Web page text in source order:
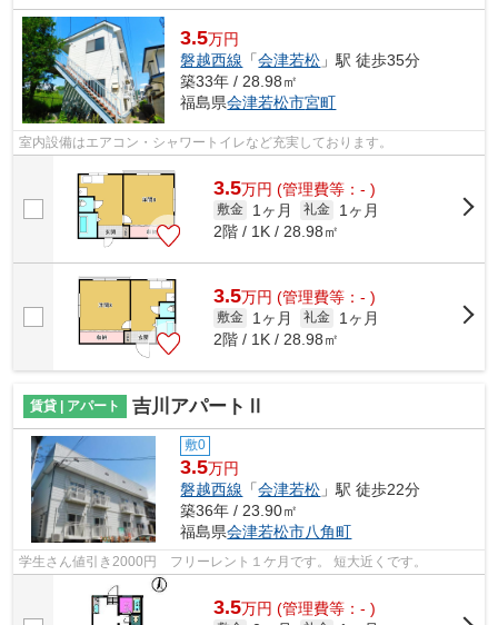
3.5万円
磐越西線 「会津若松 」駅 徒歩35分
築33年 / 28.98㎡
福島県会津若松市宮町
室内設備はエアコン・シャワートイレなど充実しております。
3.5万円 (管理費等：- )
敷金 1ヶ月 礼金
1ヶ月
2階 / 1K / 28.98㎡
3.5万円 (管理費等：- )
敷金 1ヶ月 礼金
1ヶ月
2階 / 1K / 28.98㎡
賃貸 | アパート 吉川アパートⅡ
敷0
3.5万円
磐越西線 「会津若松 」駅 徒歩22分
築36年 / 23.90㎡
福島県会津若松市八角町
学生さん値引き2000円 フリーレント１ケ月です。 短大近くです。
3.5万円 (管理費等：- )